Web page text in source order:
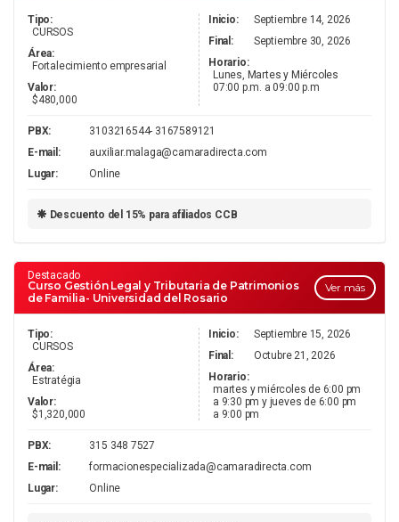
Tipo:
CURSOS
Área:
Fortalecimiento empresarial
Valor:
$480,000
Inicio:
Septiembre 14, 2026
Final:
Septiembre 30, 2026
Horario:
Lunes, Martes y Miércoles
07:00 p.m. a 09:00 p.m
PBX:
3103216544- 3167589121
E-mail:
auxiliar.malaga@camaradirecta.com
Lugar:
Online
Descuento del 15% para afiliados CCB
Ver más
Destacado
Curso Gestión Legal y Tributaria de Patrimonios
de Familia- Universidad del Rosario
Tipo:
CURSOS
Área:
Estratégia
Valor:
$1,320,000
Inicio:
Septiembre 15, 2026
Final:
Octubre 21, 2026
Horario:
martes y miércoles de 6:00 pm
a 9:30 pm y jueves de 6:00 pm
a 9:00 pm
PBX:
315 348 7527
E-mail:
formacionespecializada@camaradirecta.com
Lugar:
Online